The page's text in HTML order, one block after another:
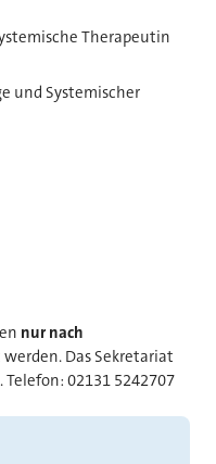
Therapeutin
und Systemischer
nur nach
Das Sekretariat
02131 5242707